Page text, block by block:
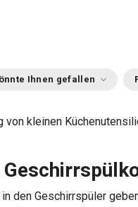
Ihnen gefallen
kleinen
den Geschirrspüler